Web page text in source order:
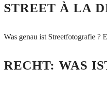
STREET À LA
Was genau ist Streetfotografie ?
RECHT: WAS